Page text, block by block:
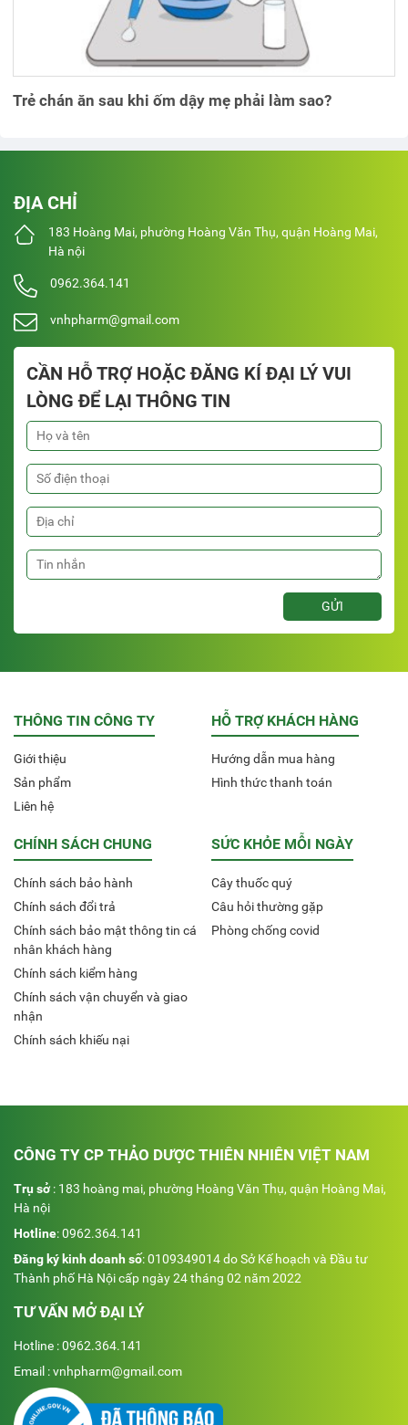
Trẻ chán ăn sau khi ốm dậy mẹ phải làm sao?
ĐỊA CHỈ
183 Hoàng Mai, phường Hoàng Văn Thụ, quận Hoàng Mai,
Hà nội
0962.364.141
vnhpharm@gmail.com
CẦN HỖ TRỢ HOẶC ĐĂNG KÍ ĐẠI LÝ VUI
LÒNG ĐỂ LẠI THÔNG TIN
THÔNG TIN CÔNG TY
Giới thiệu
Sản phẩm
Liên hệ
HỖ TRỢ KHÁCH HÀNG
Hướng dẫn mua hàng
Hình thức thanh toán
CHÍNH SÁCH CHUNG
Chính sách bảo hành
Chính sách đổi trả
Chính sách bảo mật thông tin cá
nhân khách hàng
Chính sách kiểm hàng
Chính sách vận chuyển và giao
nhận
Chính sách khiếu nại
SỨC KHỎE MỖI NGÀY
Cây thuốc quý
Câu hỏi thường gặp
Phòng chống covid
CÔNG TY CP THẢO DƯỢC THIÊN NHIÊN VIỆT NAM
Trụ sở: 183 hoàng mai, phường Hoàng Văn Thụ, quận Hoàng Mai,
Hà nội
Hotline:0962.364.141
Đăng ký kinh doanh số: 0109349014 do Sở Kế hoạch và Đầu tư
Thành phố Hà Nội cấp ngày 24 tháng 02 năm 2022
TƯ VẤN MỞ ĐẠI LÝ
Hotline : 0962.364.141
Email : vnhpharm@gmail.com